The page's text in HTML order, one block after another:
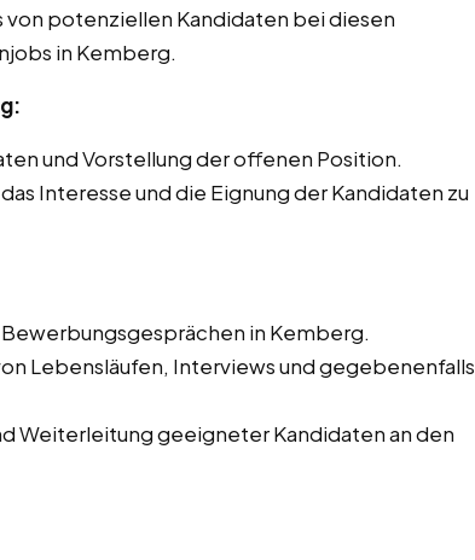
potenziellen Kandidaten bei diesen
in Kemberg.
und Vorstellung der offenen Position.
Interesse und die Eignung der Kandidaten zu
in Kemberg.
Lebensläufen, Interviews und gegebenenfalls
Weiterleitung geeigneter Kandidaten an den